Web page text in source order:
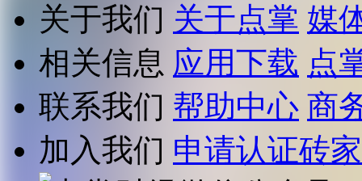
关于我们 关于点掌 媒
相关信息 应用下载 点
联系我们 帮助中心 商
加入我们 申请认证砖家